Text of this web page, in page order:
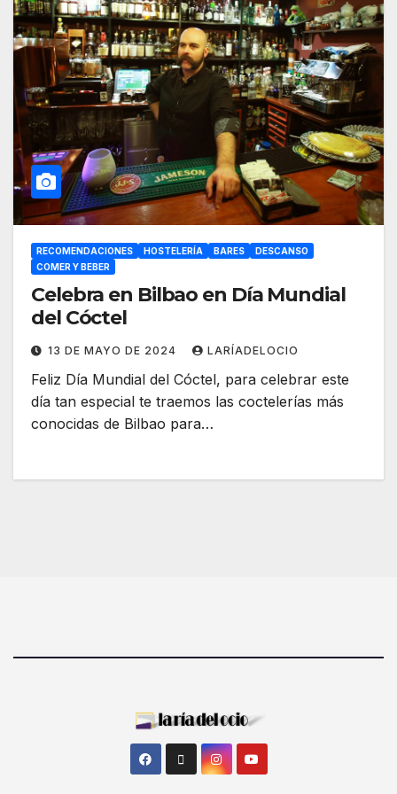
RECOMENDACIONES HOSTELERÍA BARES
DESCANSO
COMER Y BEBER
Celebra en Bilbao en Día Mundial
del Cóctel
13 DE MAYO DE 2024 LARÍADELOCIO
Feliz Día Mundial del Cóctel, para celebrar este
día tan especial te traemos las coctelerías más
conocidas de Bilbao para…